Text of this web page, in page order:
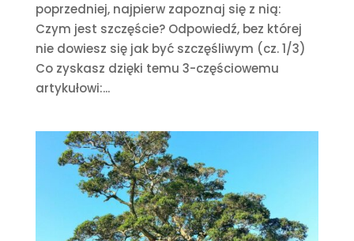
poprzedniej, najpierw zapoznaj się z nią:
Czym jest szczęście? Odpowiedź, bez której
nie dowiesz się jak być szczęśliwym (cz. 1/3)
Co zyskasz dzięki temu 3-częściowemu
artykułowi:...